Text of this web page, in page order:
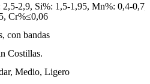
2,9, Si%: 1,5-1,95, Mn%: 0,4-0,7,
Cr%≤0,06
con bandas
Costillas.
Medio, Ligero